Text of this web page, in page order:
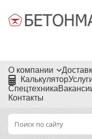
О компании
Калькулятор
Спецтехника
Контакты